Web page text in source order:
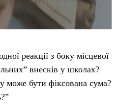
реакції з боку місцевої
внесків у школах?
може бути фіксована сума?